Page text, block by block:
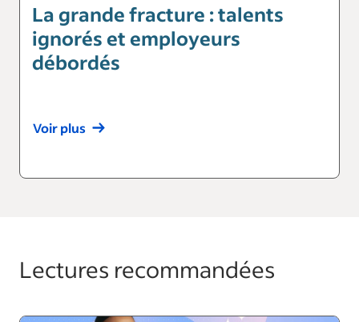
La grande fracture : talents
ignorés et employeurs
débordés
Voir plus
Lectures recommandées